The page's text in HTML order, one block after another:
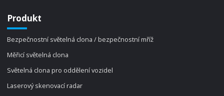
Produkt
Bezpečnostní světelná clona / bezpečnostní mříž
Měřicí světelná clona
Světelná clona pro oddělení vozidel
Laserový skenovací radar